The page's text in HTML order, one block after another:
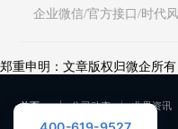
企业微信/官方接口/时代
郑重申明：文章版权归微企所有
首页 公司动态 业界资讯